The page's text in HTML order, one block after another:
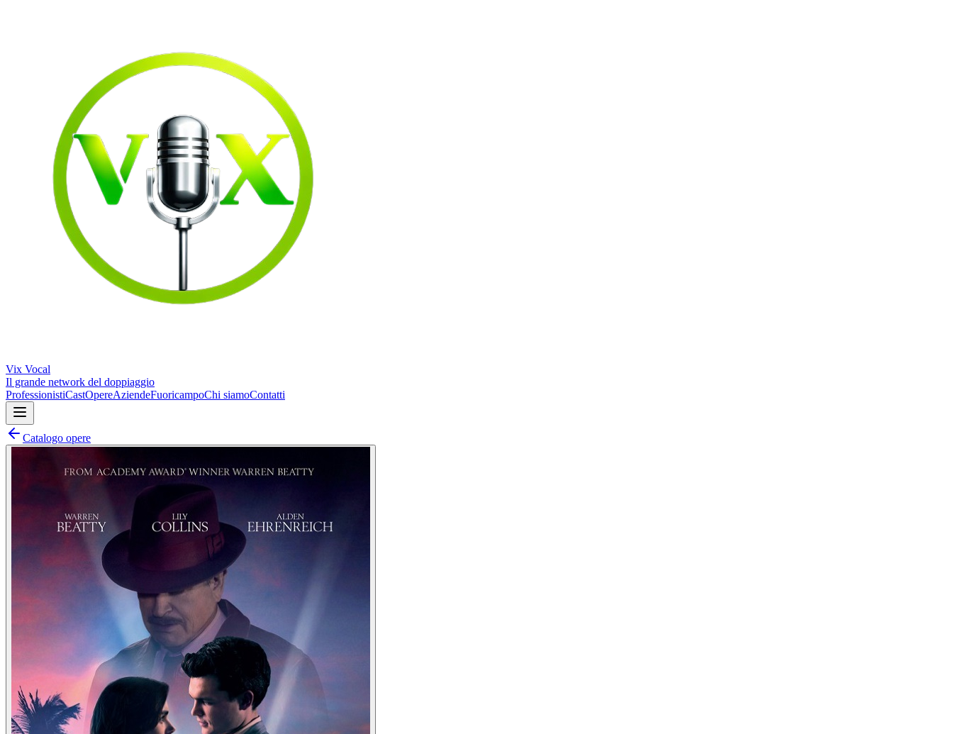
Vix Vocal
Il grande network del doppiaggio
ProfessionistiCastOpereAziendeFuoricampoChi siamoContatti
Catalogo opere